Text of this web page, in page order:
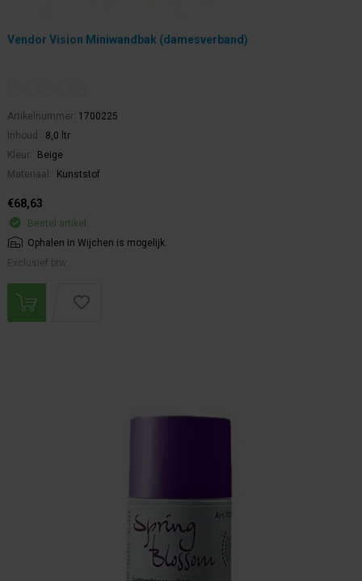
Vendor Vision Miniwandbak (damesverband)
Artikelnummer: 1700225
Inhoud:
8,0 ltr
Kleur:
Beige
Materiaal:
Kunststof
€68,63
Bestel artikel.
Ophalen in Wijchen is mogelijk.
Exclusief btw.